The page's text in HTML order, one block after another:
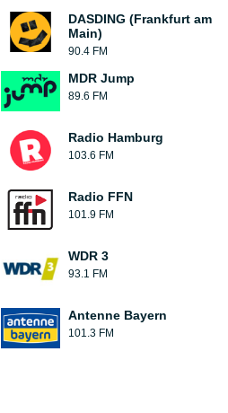
DASDING (Frankfurt am
Main)
90.4 FM
MDR Jump
89.6 FM
Radio Hamburg
103.6 FM
Radio FFN
101.9 FM
WDR 3
93.1 FM
Antenne Bayern
101.3 FM